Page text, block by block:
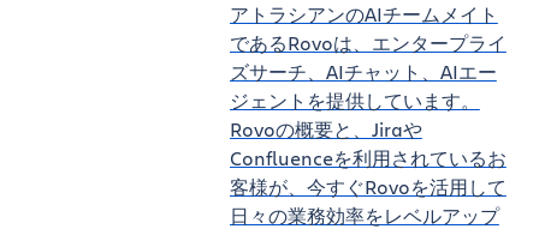
アトラシアンのAIチームメイト
であるRovoは、エンタープライ
ズサーチ、AIチャット、AIエー
ジェントを提供しています。
Rovoの概要と、Jiraや
Confluenceを利用されているお
客様が、今すぐRovoを活用して
日々の業務効率をレベルアップ